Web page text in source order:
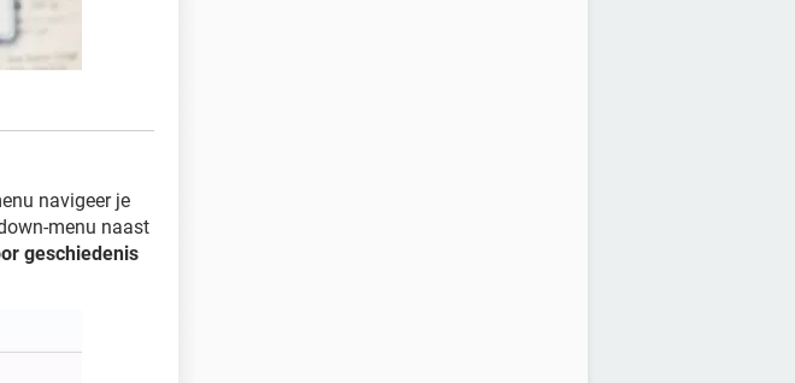
navigeer je
menu naast
geschiedenis